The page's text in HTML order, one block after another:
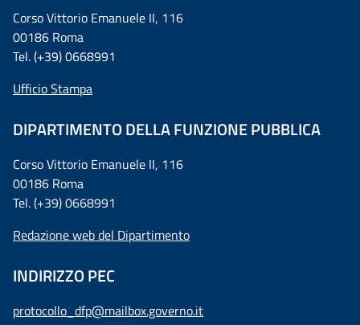
Corso Vittorio Emanuele II, 116
00186 Roma
Tel. (+39) 0668991
Ufficio Stampa
DIPARTIMENTO DELLA FUNZIONE PUBBLICA
Corso Vittorio Emanuele II, 116
00186 Roma
Tel. (+39) 0668991
Redazione web del Dipartimento
INDIRIZZO PEC
protocollo_dfp@mailbox.governo.it